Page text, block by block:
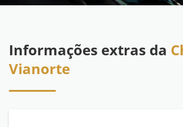
Informações extras da
Vianorte